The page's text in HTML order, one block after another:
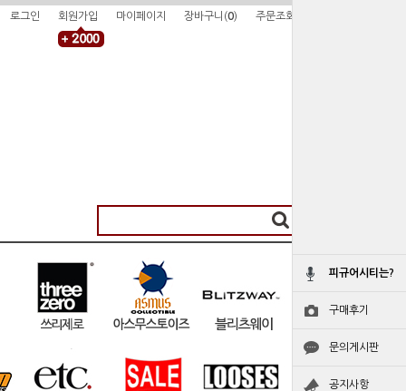
피규어시티는?
구매후기
문의게시판
공지사항
로그인 회원가입 마이페이지 장바구니(0) 주문조회